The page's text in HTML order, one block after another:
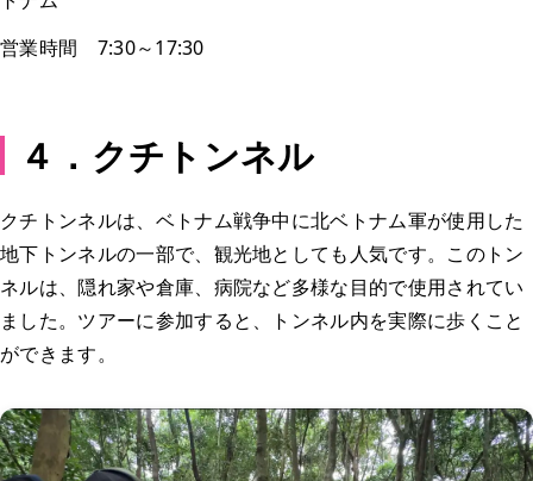
営業時間 7:30～17:30
４．クチトンネル
クチトンネルは、ベトナム戦争中に北ベトナム軍が使用した
地下トンネルの一部で、観光地としても人気です。このトン
ネルは、隠れ家や倉庫、病院など多様な目的で使用されてい
ました。ツアーに参加すると、トンネル内を実際に歩くこと
ができます。